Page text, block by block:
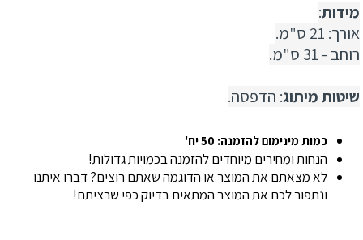
מידות:
אורך: 21 ס"מ.
רוחב - 31 ס"מ.
שיטות מיתוג: הדפסה.
כמות מינימום להזמנה: 50 יח'
הנחות ומחירים מיוחדים להזמנה בכמויות גדולות!
לא מצאתם את המוצר או הדוגמה שאתם רוצים? דברו איתנו
ונתפור לכם את המוצר המתאים בדיוק כפי שרציתם!